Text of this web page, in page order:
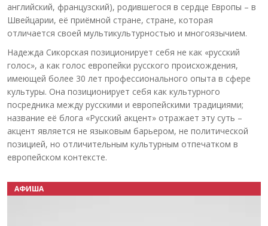
английский, французский), родившегося в сердце Европы – в
Швейцарии, её приёмной стране, стране, которая
отличается своей мультикультурностью и многоязычием.
Надежда Сикорская позиционирует себя не как «русский
голос», а как голос европейки русского происхождения,
имеющей более 30 лет профессионального опыта в сфере
культуры. Она позиционирует себя как культурного
посредника между русскими и европейскими традициями;
название её блога «Русский акцент» отражает эту суть –
акцент является не языковым барьером, не политической
позицией, но отличительным культурным отпечатком в
европейском контексте.
АФИША